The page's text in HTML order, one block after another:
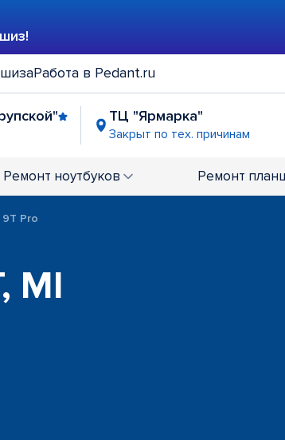
Работа в Pedant.ru
ТЦ "Ярмарка"
Закрыт по тех. причинам
Ремонт ноутбуков Ремонт
9T Pro
MI